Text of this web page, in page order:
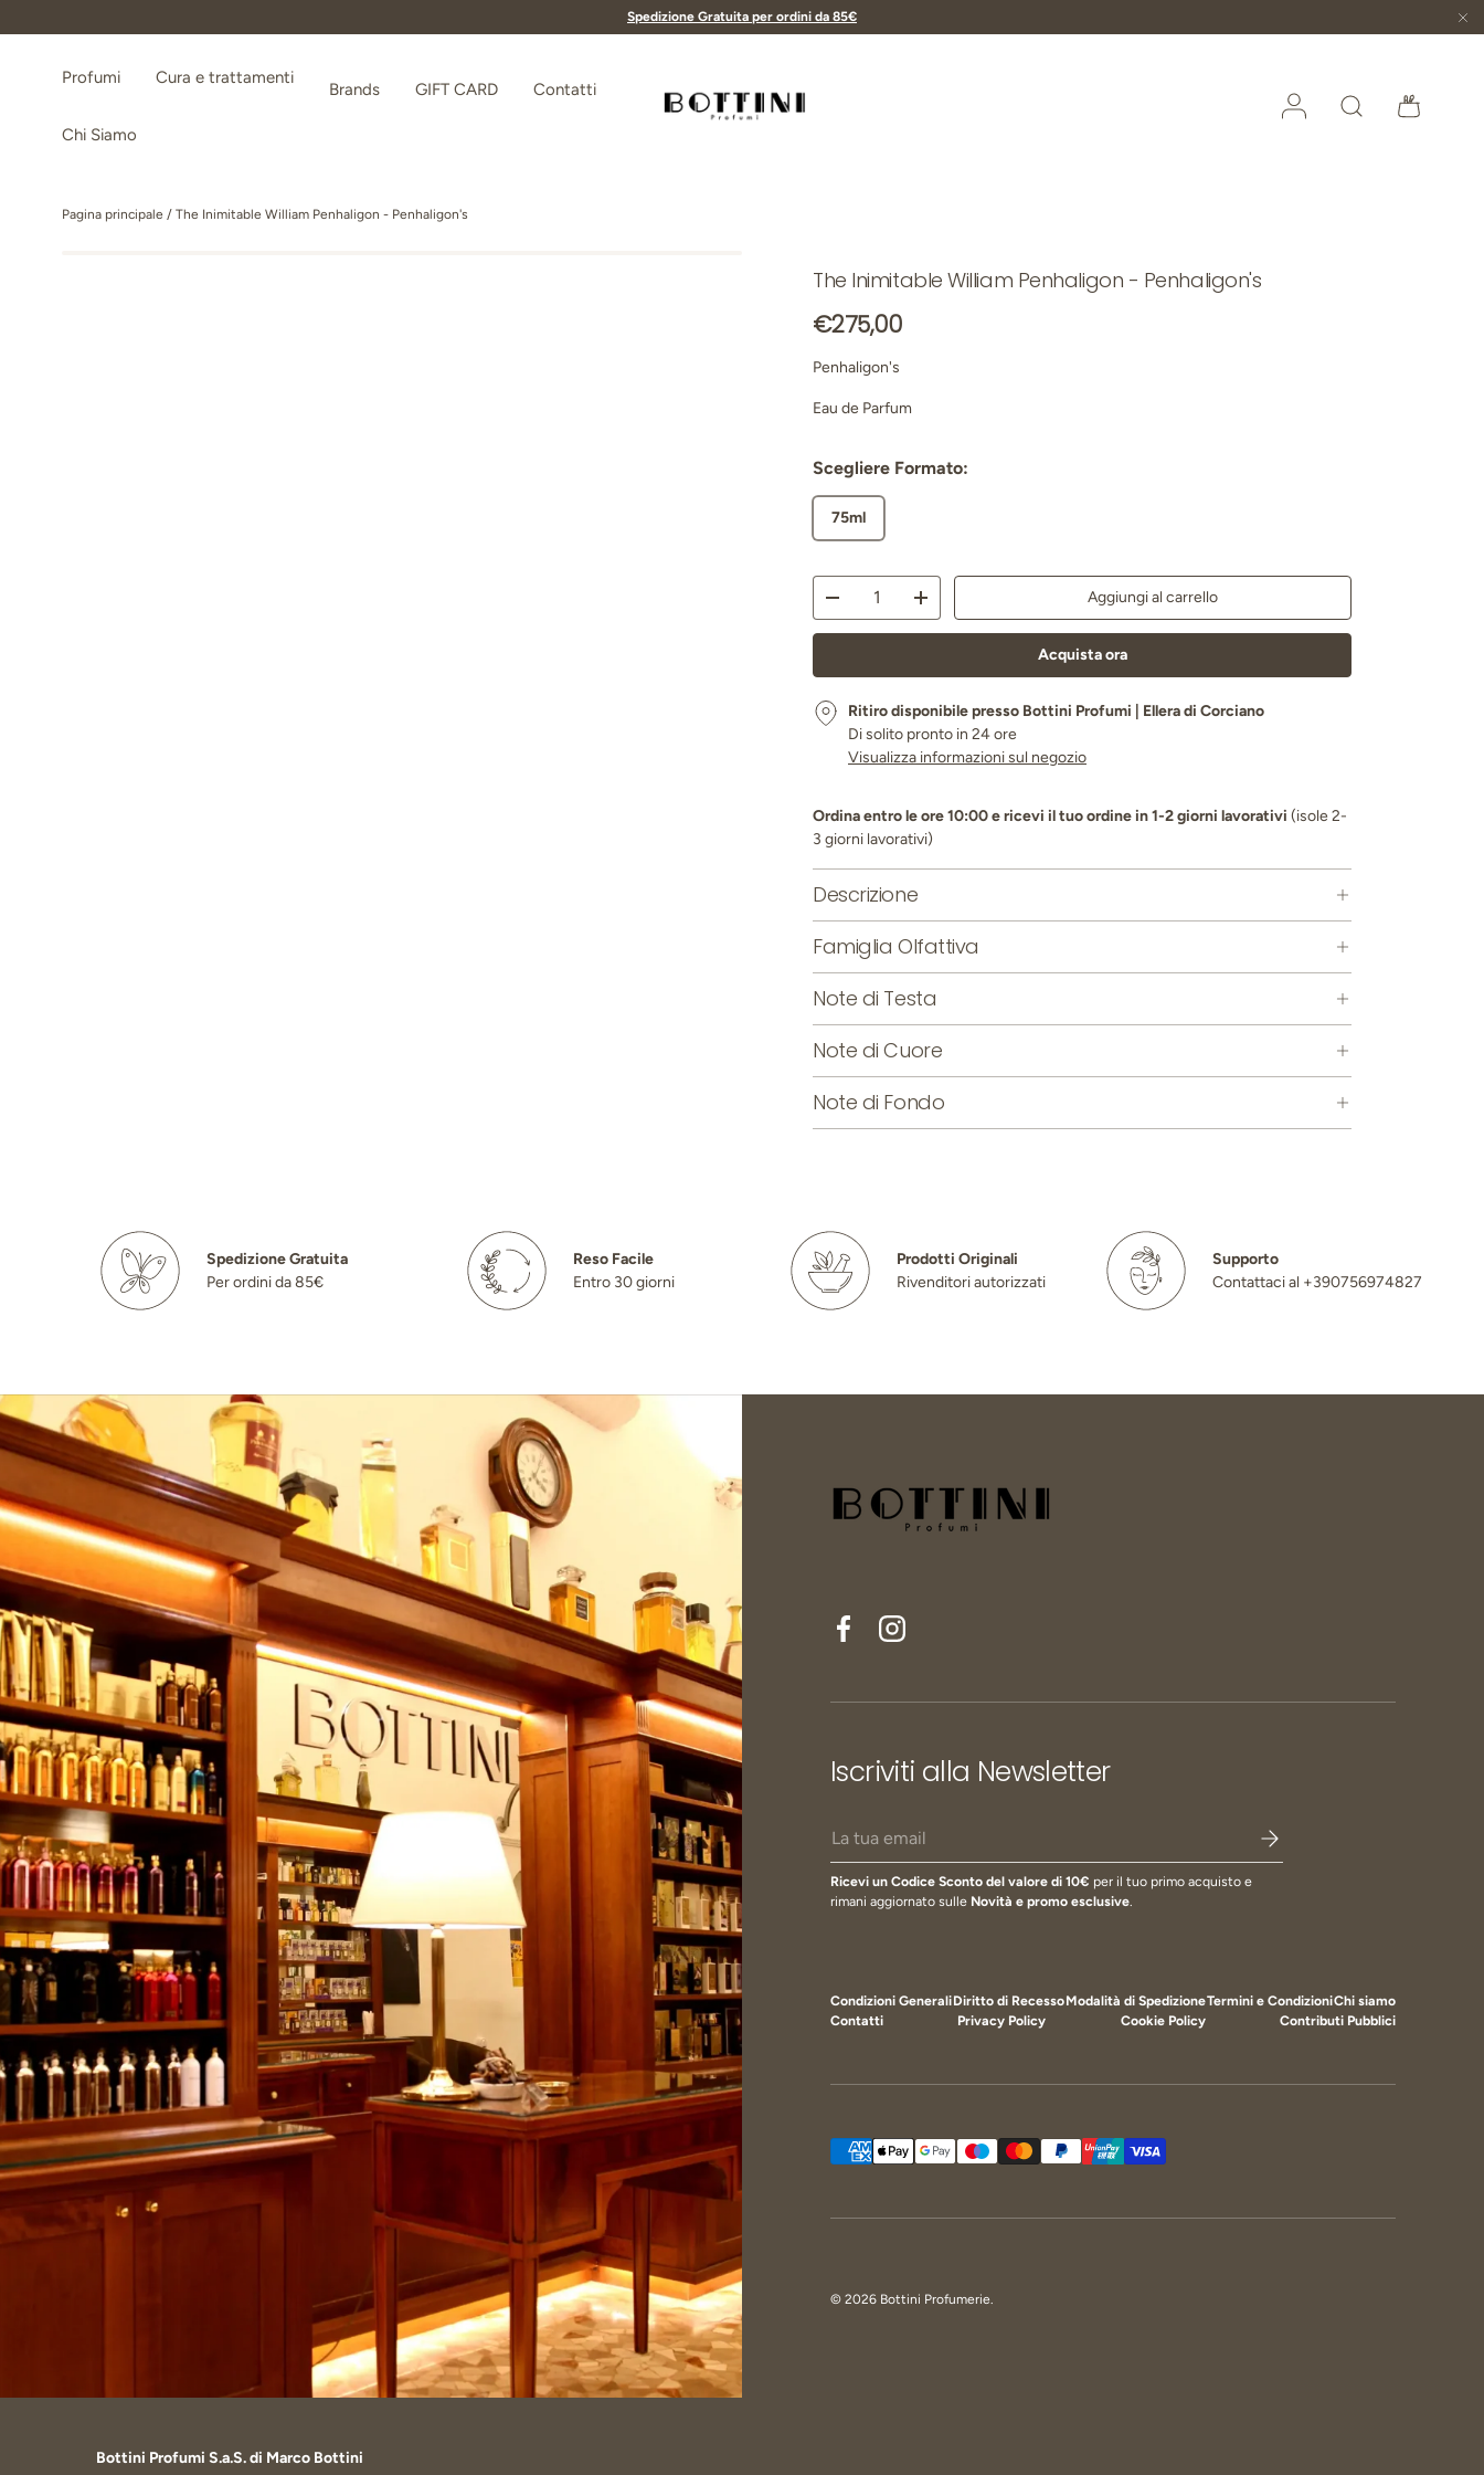
Passa ai contenuti
Spedizione Gratuita per ordini da 85€
Profumi Cura e trattamenti
Brands GIFT CARD Contatti
Chi Siamo
Accedi Cerca
Pagina principale / The Inimitable William Penhaligon - Penhaligon's
The Inimitable William Penhaligon - Penhaligon's
Prezzo normale
€275,00
Penhaligon's
Eau de Parfum
Scegliere Formato:
75ml
Diminuire la quantitàAumenta la quantità
Aggiungi al carrello
Acquista ora
Ritiro disponibile presso Bottini Profumi | Ellera di Corciano
Di solito pronto in 24 ore
Visualizza informazioni sul negozio
Ordina entro le ore 10:00 e ricevi il tuo ordine in 1-2 giorni lavorativi (isole 2-
3 giorni lavorativi)
Descrizione
Famiglia Olfattiva
Note di Testa
Note di Cuore
Note di Fondo
Spedizione Gratuita
Per ordini da 85€
Reso Facile
Entro 30 giorni
Prodotti Originali
Rivenditori autorizzati
Supporto
Contattaci al +390756974827
FacebookInstagram
Iscriviti alla Newsletter
Email
Ricevi un Codice Sconto del valore di 10€ per il tuo primo acquisto e
rimani aggiornato sulle Novità e promo esclusive
Condizioni GeneraliDiritto di RecessoModalità di SpedizioneTermini e CondizioniChi siamo
Contatti
Privacy Policy Cookie Policy Contributi Pubblici
Metodi di pagamento accettati
© 2026 Bottini Profumerie
Bottini Profumi S.a.S. di Marco Bottini